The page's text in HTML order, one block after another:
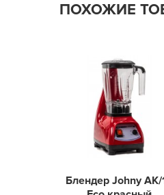
ПОХОЖИЕ
Блендер Johny AK/